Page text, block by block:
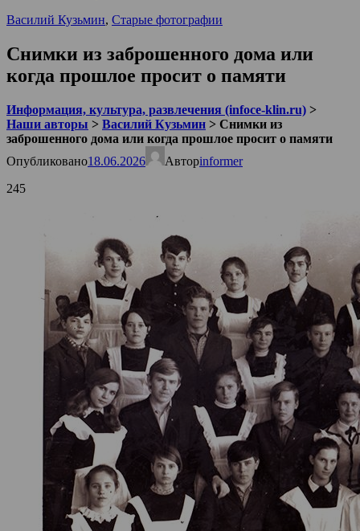
Василий Кузьмин, Старые фотографии
Снимки из заброшенного дома или
когда прошлое просит о памяти
Информация, культура, развлечения (infoce-klin.ru) >
Наши авторы > Василий Кузьмин > Снимки из
заброшенного дома или когда прошлое просит о памяти
Опубликовано18.06.2026 Авторinformer
245